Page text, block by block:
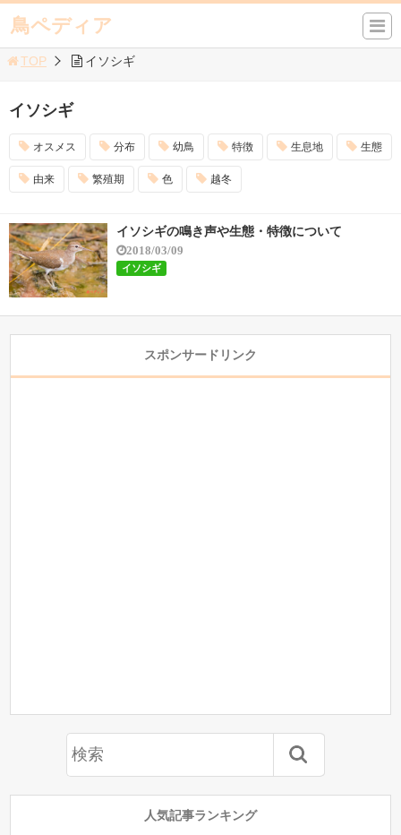
鳥ペディア
TOP イソシギ
イソシギ
オスメス 分布 幼鳥 特徴 生息地 生態
由来 繁殖期 色 越冬
イソシギの鳴き声や生態・特徴について
2018/03/09
イソシギ
スポンサードリンク
人気記事ランキング